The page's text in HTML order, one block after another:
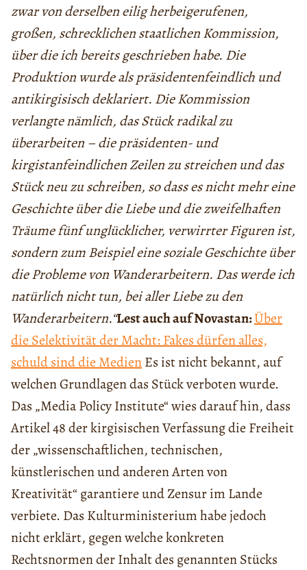
zwar von derselben eilig herbeigerufenen,
großen, schrecklichen staatlichen Kommission,
über die ich bereits geschrieben habe. Die
Produktion wurde als präsidentenfeindlich und
antikirgisisch deklariert. Die Kommission
verlangte nämlich, das Stück radikal zu
überarbeiten – die präsidenten- und
kirgistanfeindlichen Zeilen zu streichen und das
Stück neu zu schreiben, so dass es nicht mehr eine
Geschichte über die Liebe und die zweifelhaften
Träume fünf unglücklicher, verwirrter Figuren ist,
sondern zum Beispiel eine soziale Geschichte über
die Probleme von Wanderarbeitern. Das werde ich
natürlich nicht tun, bei aller Liebe zu den
Wanderarbeitern.“Lest auch auf Novastan:Über
die Selektivität der Macht: Fakes dürfen alles,
schuld sind die MedienEs ist nicht bekannt, auf
welchen Grundlagen das Stück verboten wurde.
Das „Media Policy Institute“ wies darauf hin, dass
Artikel 48 der kirgisischen Verfassung die Freiheit
der „wissenschaftlichen, technischen,
künstlerischen und anderen Arten von
Kreativität“ garantiere und Zensur im Lande
verbiete. Das Kulturministerium habe jedoch
nicht erklärt, gegen welche konkreten
Rechtsnormen der Inhalt des genannten Stücks